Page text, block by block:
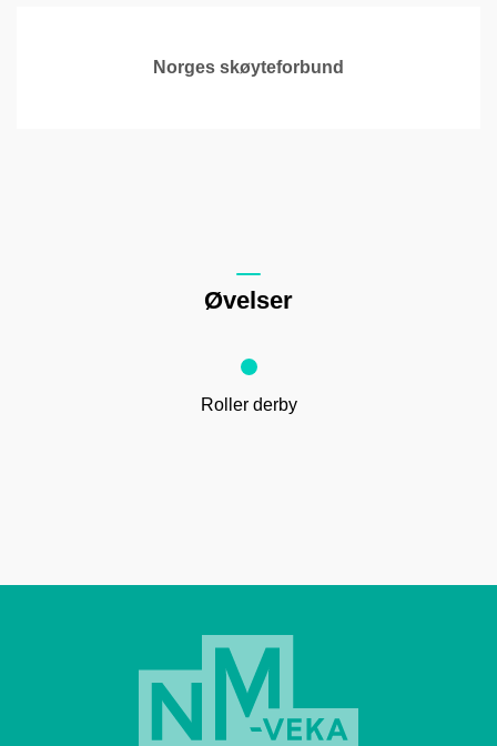
Norges skøyteforbund
Øvelser
Roller derby